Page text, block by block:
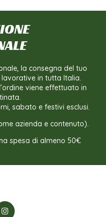
la consegna del tuo
in tutta Italia.
viene effettuato in
sabato e festivi esclusi.
azienda e contenuto).
spesa di almeno 50€